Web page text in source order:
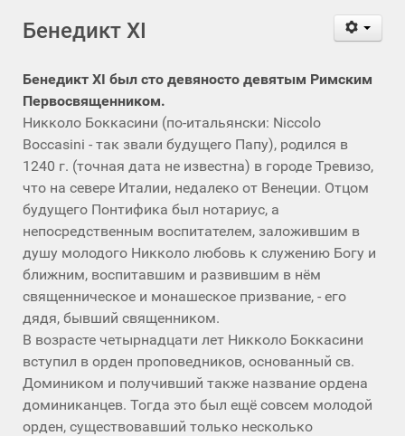
Бенедикт ХI
Бенедикт ХI был сто девяносто девятым Римским
Первосвященником.
Никколо Боккасини (по-итальянски: Niccolo
Boccasini - так звали будущего Папу), родился в
1240 г. (точная дата не известна) в городе Тревизо,
что на севере Италии, недалеко от Венеции. Отцом
будущего Понтифика был нотариус, а
непосредственным воспитателем, заложившим в
душу молодого Никколо любовь к служению Богу и
ближним, воспитавшим и развившим в нём
священническое и монашеское призвание, - его
дядя, бывший священником.
В возрасте четырнадцати лет Никколо Боккасини
вступил в орден проповедников, основанный св.
Домиником и получивший также название ордена
доминиканцев. Тогда это был ещё совсем молодой
орден, существовавший только несколько